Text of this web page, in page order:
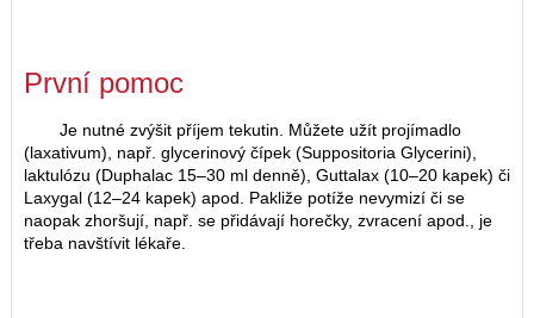
První pomoc
Je nutné zvýšit příjem tekutin. Můžete užít projímadlo
(laxativum), např. glycerinový čípek (Suppositoria Glycerini),
laktulózu (Duphalac 15–30 ml denně), Guttalax (10–20 kapek) či
Laxygal (12–24 kapek) apod. Pakliže potíže nevymizí či se
naopak zhoršují, např. se přidávají horečky, zvracení apod., je
třeba navštívit lékaře.